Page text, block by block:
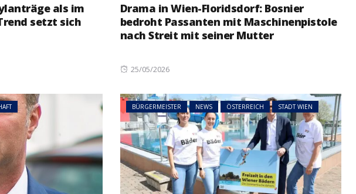
als im
setzt sich
Drama in Wien-Floridsdorf: Bosnier
bedroht Passanten mit Maschinenpistole
nach Streit mit seiner Mutter
Posted
25/05/2026
BÜRGERMEISTER NEWS ÖSTERREICH STADT WIEN